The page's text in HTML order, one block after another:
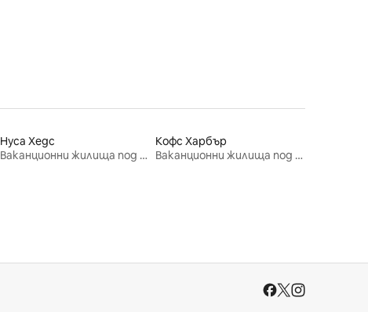
Нуса Хедс
Ваканционни жилища под наем
Кофс Харбър
Ваканционни жилища под наем